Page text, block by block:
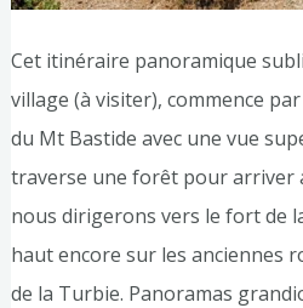
Cet itinéraire panoramique
village (à visiter), commence
du Mt Bastide avec une vue
traverse une forêt pour arriver
nous dirigerons vers le fort de
haut encore sur les anciennes
de la Turbie. Panoramas